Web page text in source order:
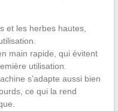
et les herbes hautes,
main rapide, qui évitent
utilisation.
s’adapte aussi bien
ce qui la rend